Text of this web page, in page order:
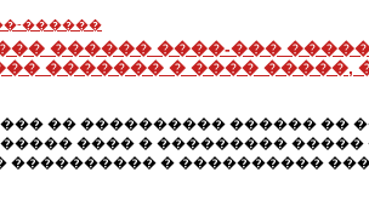
������
������ ����-���
������� � ����
�� ���������� ������ ��
���� � ���������
� ����������